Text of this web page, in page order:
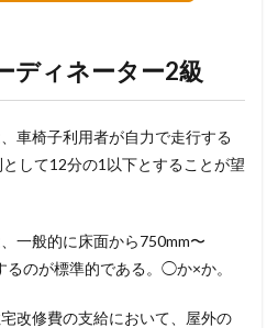
ディネーター2級
車椅子利用者が自力で走行する
して12分の1以下とすることが望
一般的に床面から750mm〜
のが標準的である。◯か×か。
改修費の支給において、屋外の